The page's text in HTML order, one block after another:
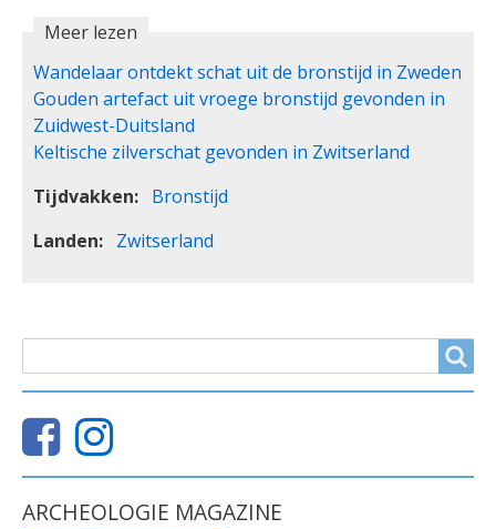
Meer lezen
Wandelaar ontdekt schat uit de bronstijd in Zweden
Gouden artefact uit vroege bronstijd gevonden in
Zuidwest-Duitsland
Keltische zilverschat gevonden in Zwitserland
Tijdvakken
Bronstijd
Landen
Zwitserland
ARCHEOLOGIE MAGAZINE